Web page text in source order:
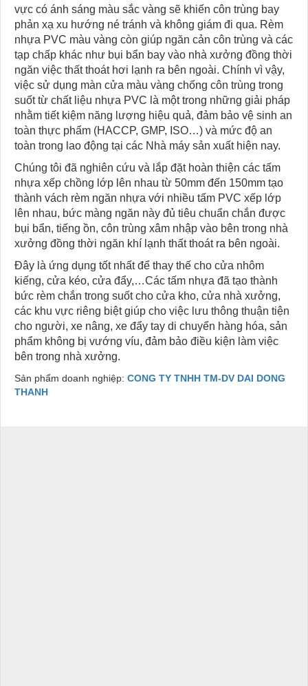
vực có ánh sáng màu sắc vàng sẽ khiến côn trùng bay
phản xạ xu hướng né tránh và không giám đi qua. Rèm
nhựa PVC màu vàng còn giúp ngăn cản côn trùng và các
tạp chấp khác như bụi bẩn bay vào nhà xưởng đồng thời
ngăn việc thất thoát hơi lạnh ra bên ngoài. Chính vì vậy,
việc sử dụng màn cửa màu vàng chống côn trùng trong
suốt từ chất liệu nhựa PVC là một trong những giải pháp
nhằm tiết kiệm năng lượng hiệu quả, đảm bảo vệ sinh an
toàn thực phẩm (HACCP, GMP, ISO…) và mức độ an
toàn trong lao động tại các Nhà máy sản xuất hiện nay.
Chúng tôi đã nghiên cứu và lắp đặt hoàn thiện các tấm
nhựa xếp chồng lớp lên nhau từ 50mm đến 150mm tạo
thành vách rèm ngăn nhựa với nhiều tấm PVC xếp lớp
lên nhau, bức màng ngăn này đủ tiêu chuẩn chắn được
bụi bẩn, tiếng ồn, côn trùng xâm nhập vào bên trong nhà
xưởng đồng thời ngăn khí lạnh thất thoát ra bên ngoài.
Đây là ứng dụng tốt nhất để thay thế cho cửa nhôm
kiếng, cửa kéo, cửa đẩy,…Các tấm nhựa đã tạo thành
bức rèm chắn trong suốt cho cửa kho, cửa nhà xưởng,
các khu vực riêng biệt giúp cho việc lưu thông thuận tiện
cho người, xe nâng, xe đẩy tay di chuyển hàng hóa, sản
phẩm không bị vướng víu, đảm bảo điều kiện làm việc
bên trong nhà xưởng.
Sản phẩm doanh nghiệp: CONG TY TNHH TM-DV DAI DONG
THANH